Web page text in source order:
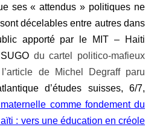
ses « attendus » politiques ne
décelables entre autres dans
apporté par le
MIT – Haiti
du cartel politico-mafieux
de Michel Degraff paru
d’études suisses, 6/7,
comme fondement du
: vers une éducation en créole